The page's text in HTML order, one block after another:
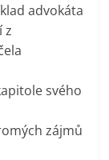
advokáta
z
svého
zájmů